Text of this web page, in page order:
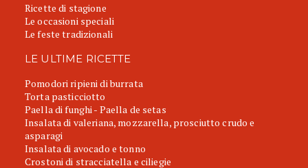
Ricette di stagione
Le occasioni speciali
Le feste tradizionali
LE ULTIME RICETTE
Pomodori ripieni di burrata
Torta pasticciotto
Paella di funghi - Paella de setas
Insalata di valeriana, mozzarella, prosciutto crudo e
asparagi
Insalata di avocado e tonno
Crostoni di stracciatella e ciliegie